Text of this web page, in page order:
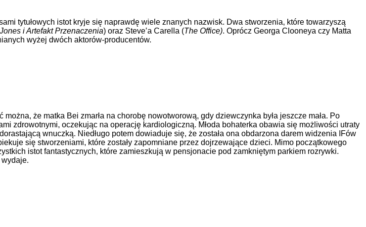
tytułowych istot kryje się naprawdę wiele znanych nazwisk. Dwa stworzenia, które towarzyszą
i Artefakt Przenaczenia) oraz Steve’a Carella (The Office). Oprócz Georga Clooneya czy Matta
wyżej dwóch aktorów-producentów.
że matka Bei zmarła na chorobę nowotworową, gdy dziewczynka była jeszcze mała. Po
zdrowotnymi, oczekując na operację kardiologiczną. Młoda bohaterka obawia się możliwości utraty
wnuczką. Niedługo potem dowiaduje się, że została ona obdarzona darem widzenia IFów
się stworzeniami, które zostały zapomniane przez dojrzewające dzieci. Mimo początkowego
istot fantastycznych, które zamieszkują w pensjonacie pod zamkniętym parkiem rozrywki.